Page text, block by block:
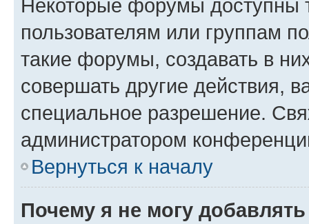
Некоторые форумы доступны
пользователям или группам
такие форумы, создавать в
совершать другие действия,
специальное разрешение.
администратором
Вернуться к началу
Почему я не могу